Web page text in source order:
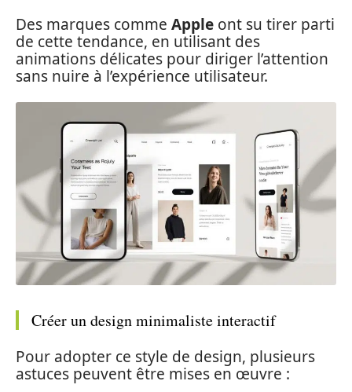
Des marques comme Apple ont su tirer parti
de cette tendance, en utilisant des
animations délicates pour diriger l’attention
sans nuire à l’expérience utilisateur.
Créer un design minimaliste interactif
Pour adopter ce style de design, plusieurs
astuces peuvent être mises en œuvre :